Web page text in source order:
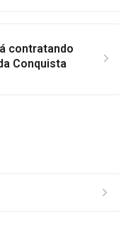
contratando
Conquista